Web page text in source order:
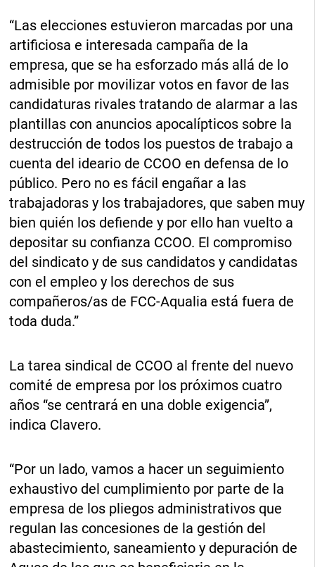
“Las elecciones estuvieron marcadas por una
artificiosa e interesada campaña de la
empresa, que se ha esforzado más allá de lo
admisible por movilizar votos en favor de las
candidaturas rivales tratando de alarmar a las
plantillas con anuncios apocalípticos sobre la
destrucción de todos los puestos de trabajo a
cuenta del ideario de CCOO en defensa de lo
público. Pero no es fácil engañar a las
trabajadoras y los trabajadores, que saben muy
bien quién los defiende y por ello han vuelto a
depositar su confianza CCOO. El compromiso
del sindicato y de sus candidatos y candidatas
con el empleo y los derechos de sus
compañeros/as de FCC-Aqualia está fuera de
toda duda.”
La tarea sindical de CCOO al frente del nuevo
comité de empresa por los próximos cuatro
años “se centrará en una doble exigencia”,
indica Clavero.
“Por un lado, vamos a hacer un seguimiento
exhaustivo del cumplimiento por parte de la
empresa de los pliegos administrativos que
regulan las concesiones de la gestión del
abastecimiento, saneamiento y depuración de